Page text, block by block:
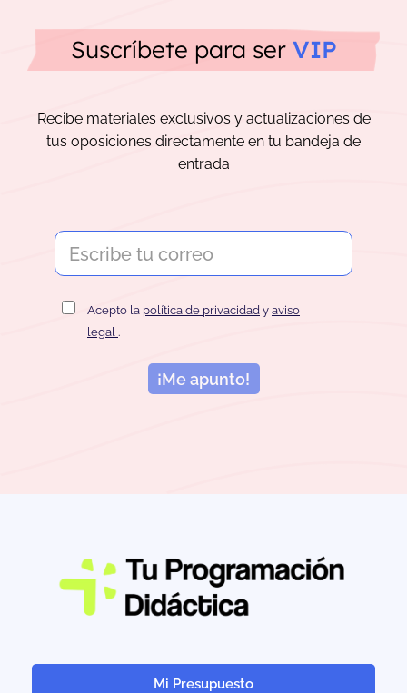
Suscríbete para ser VIP
Recibe materiales exclusivos y actualizaciones de
tus oposiciones directamente en tu bandeja de
entrada
Acepto la política de privacidad y aviso
legal .
¡Me apunto!
Mi Presupuesto